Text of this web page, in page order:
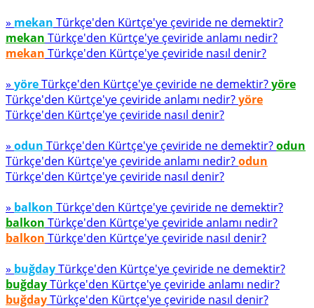
» mekan Türkçe'den Kürtçe'ye çeviride ne demektir?
mekan Türkçe'den Kürtçe'ye çeviride anlamı nedir?
mekan Türkçe'den Kürtçe'ye çeviride nasıl denir?
» yöreTürkçe'den Kürtçe'ye çeviride ne demektir?yöre
Türkçe'den Kürtçe'ye çeviride anlamı nedir?yöre
Türkçe'den Kürtçe'ye çeviride nasıl denir?
» odun Türkçe'den Kürtçe'ye çeviride ne demektir?odun
Türkçe'den Kürtçe'ye çeviride anlamı nedir?odun
Türkçe'den Kürtçe'ye çeviride nasıl denir?
» balkon Türkçe'den Kürtçe'ye çeviride ne demektir?
balkon Türkçe'den Kürtçe'ye çeviride anlamı nedir?
balkon Türkçe'den Kürtçe'ye çeviride nasıl denir?
» buğdayTürkçe'den Kürtçe'ye çeviride ne demektir?
buğdayTürkçe'den Kürtçe'ye çeviride anlamı nedir?
buğdayTürkçe'den Kürtçe'ye çeviride nasıl denir?